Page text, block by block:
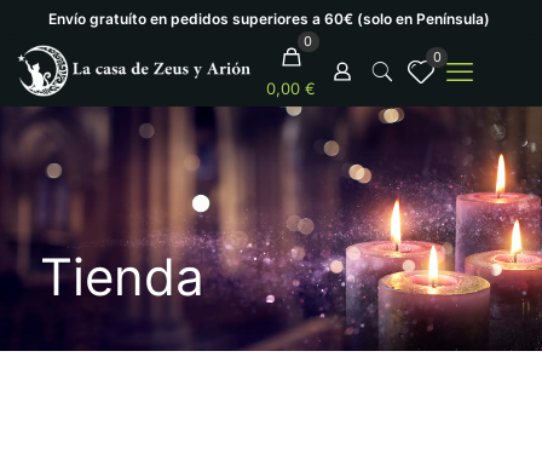
Envío gratuíto en pedidos superiores a 60€ (solo en Península)
0
0,00 €
0
Tienda